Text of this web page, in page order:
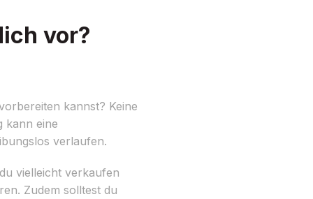
vor?
kannst? Keine
kann eine
verlaufen.
vielleicht verkaufen
Zudem solltest du